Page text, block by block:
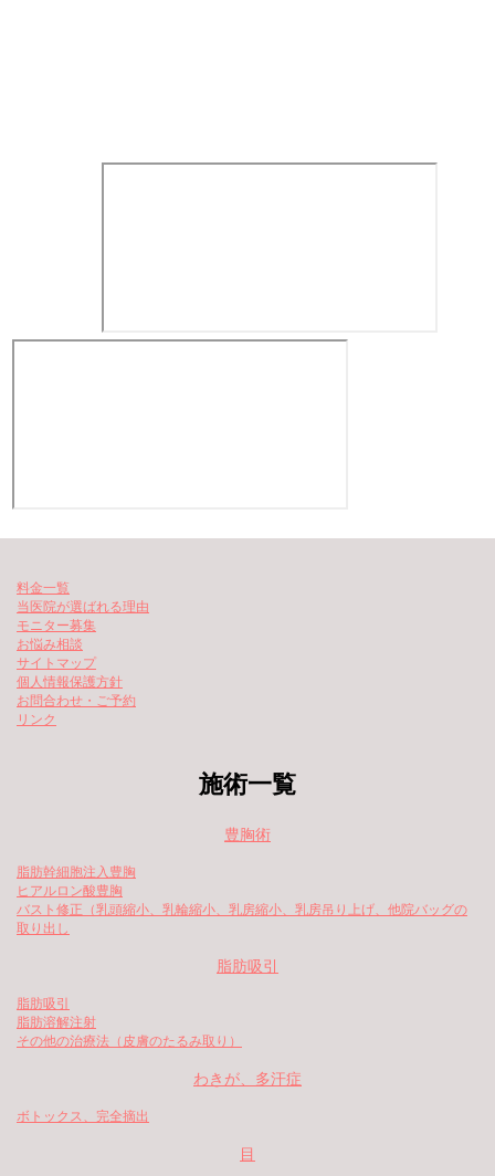
料金一覧
当医院が選ばれる理由
モニター募集
お悩み相談
サイトマップ
個人情報保護方針
お問合わせ・ご予約
リンク
施術一覧
豊胸術
脂肪幹細胞注入豊胸
ヒアルロン酸豊胸
バスト修正（乳頭縮小、乳輪縮小、乳房縮小、乳房吊り上げ、他院バッグの
取り出し
脂肪吸引
脂肪吸引
脂肪溶解注射
その他の治療法（皮膚のたるみ取り）
わきが、多汗症
ボトックス、完全摘出
目